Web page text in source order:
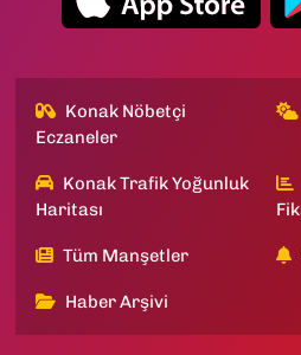
Konak Nöbetçi
Eczaneler
Konak Trafik Yoğunluk
Haritası
Tüm Manşetler
Haber Arşivi